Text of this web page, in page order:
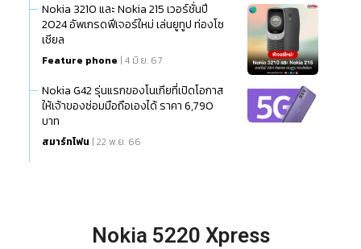
Nokia 3210 และ Nokia 215 เวอร์ชั่นปี
2024 อัพเกรดฟีเจอร์ใหม่ เล่นยูทูป ท่องโซ
เชียล
Feature phone | 4 มิ.ย. 67
Nokia G42 รุ่นแรกของโนเกียที่เปิดโอกาส
ให้เจ้าของซ่อมมือถือเองได้ ราคา 6,790
บาท
สมาร์ทโฟน | 22 พ.ย. 66
Nokia 5220 Xpress